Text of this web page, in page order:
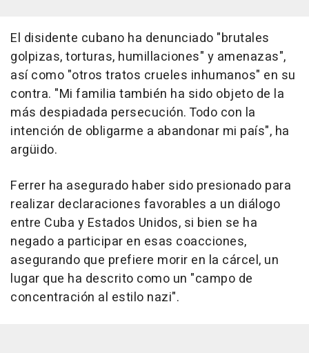
El disidente cubano ha denunciado "brutales
golpizas, torturas, humillaciones" y amenazas",
así como "otros tratos crueles inhumanos" en su
contra. "Mi familia también ha sido objeto de la
más despiadada persecución. Todo con la
intención de obligarme a abandonar mi país", ha
argüido.
Ferrer ha asegurado haber sido presionado para
realizar declaraciones favorables a un diálogo
entre Cuba y Estados Unidos, si bien se ha
negado a participar en esas coacciones,
asegurando que prefiere morir en la cárcel, un
lugar que ha descrito como un "campo de
concentración al estilo nazi".